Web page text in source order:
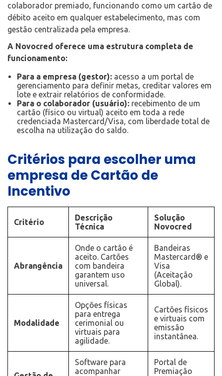
colaborador premiado, funcionando como um cartão de
débito aceito em qualquer estabelecimento, mas com
gestão centralizada pela empresa.
A Novocred oferece uma estrutura completa de
funcionamento:
Para a empresa (gestor): acesso a um portal de
gerenciamento para definir metas, creditar valores em
lote e extrair relatórios de conformidade.
Para o colaborador (usuário): recebimento de um
cartão (físico ou virtual) aceito em toda a rede
credenciada Mastercard/Visa, com liberdade total de
escolha na utilização do saldo.
Critérios para escolher uma
empresa de Cartão de
Incentivo
Critério
Descrição
Técnica
Solução
Novocred
Abrangência
Onde o cartão é
aceito. Cartões
com bandeira
garantem uso
universal.
Bandeiras
Mastercard® e
Visa
(Aceitação
Global).
Modalidade
Opções físicas
para entrega
cerimonial ou
virtuais para
agilidade.
Cartões físicos
e virtuais com
emissão
instantânea.
Software para
acompanhar
Portal de
Premiação